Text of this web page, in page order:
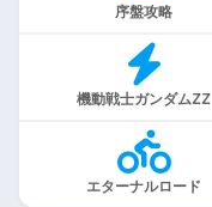
序盤攻略
機動戦士ガンダムZZ
エターナルロード